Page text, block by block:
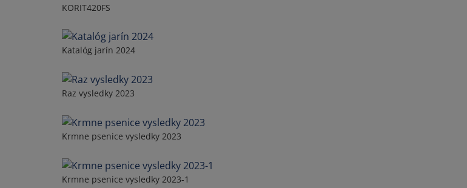
KORIT420FS
Katalóg jarín 2024
Raz vysledky 2023
Krmne psenice vysledky 2023
Krmne psenice vysledky 2023-1